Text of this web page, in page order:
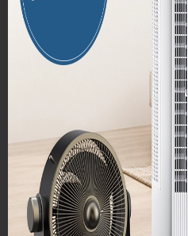
Radno vrijeme:
pon. – pet. od 8:00 do 16:00 sati
Fax: +385 51 213 284
E-adresa:
MALOPRODAJA I
Radno vrijeme:
Pon – Pet 08:00 do 16:00
Subotom, nedjeljom i
OIB: 46934721732